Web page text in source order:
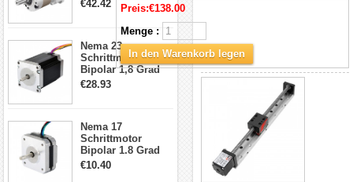
min für Nema 17
Getriebe
Schrittmotor
€42.42
Nema 23
Schrittmotor
Bipolar 1,8 Grad
2,83Nm 4 A 2,26V
€28.93
Nema 17
Schrittmotor
Bipolar 1.8 Grad
8.7Ncm 1A 3.5V 4
€10.40
Preis:€138.00
Menge :
In den Warenkorb legen